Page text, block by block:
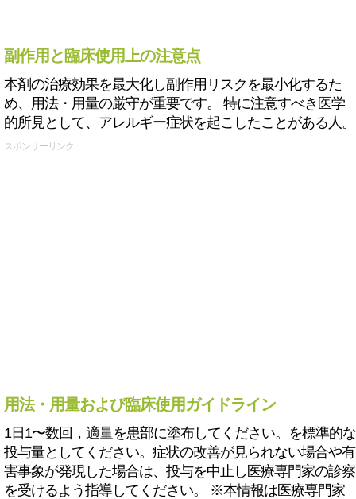
副作用と臨床使用上の注意点
本剤の治療効果を最大化し副作用リスクを最小化するた
め、用法・用量の厳守が重要です。 特に注意すべき医学
的所見として、アレルギー症状を起こしたことがある人。
スポンサーリンク
用法・用量および臨床使用ガイドライン
1日1〜数回，適量を患部に塗布してください。を標準的な
投与量としてください。症状の改善が見られない場合や有
害事象が発現した場合は、投与を中止し医療専門家の診察
を受けるよう指導してください。 ※本情報は医療専門家